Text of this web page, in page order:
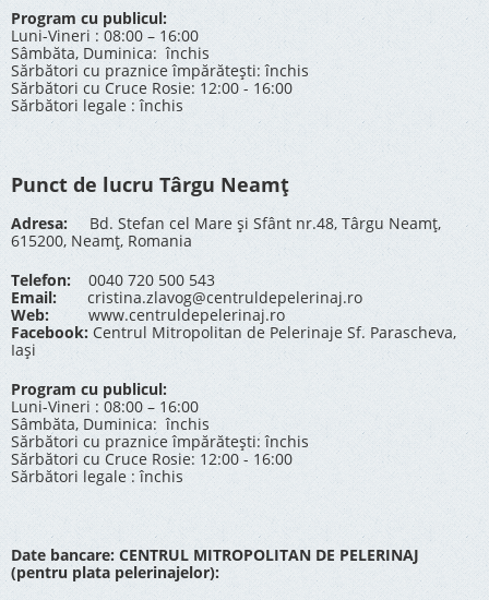
Program cu publicul:
Luni-Vineri : 08:00 – 16:00
Sâmbăta, Duminica: închis
Sărbători cu praznice împărătești: închis
Sărbători cu Cruce Rosie: 12:00 - 16:00
Sărbători legale : închis
Punct de lucru Târgu Neamț
Adresa: Bd. Stefan cel Mare și Sfânt nr.48, Târgu Neamț,
615200, Neamț, Romania
Telefon: 0040 720 500 543
Email:
cristina.zlavog@centruldepelerinaj.ro
Web:
www.centruldepelerinaj.ro
Facebook: Centrul Mitropolitan de Pelerinaje Sf. Parascheva,
Iași
Program cu publicul:
Luni-Vineri : 08:00 – 16:00
Sâmbăta, Duminica: închis
Sărbători cu praznice împărătești: închis
Sărbători cu Cruce Rosie: 12:00 - 16:00
Sărbători legale : închis
Date bancare: CENTRUL MITROPOLITAN DE PELERINAJ
(pentru plata pelerinajelor):